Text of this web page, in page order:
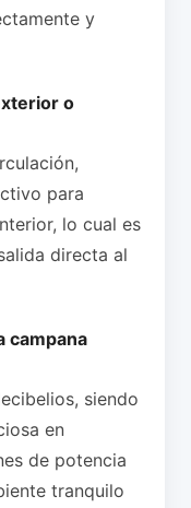
y
o
para
lo cual es
directa al
campana
siendo
en
de potencia
tranquilo